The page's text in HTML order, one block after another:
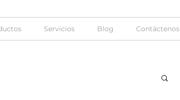
Servicios Blog Contáctenos